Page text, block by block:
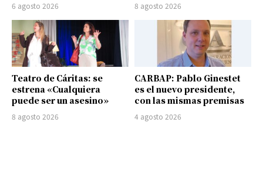
6 agosto 2026 8 agosto 2026
Teatro de Cáritas: se
estrena «Cualquiera
puede ser un asesino»
8 agosto 2026
CARBAP: Pablo Ginestet
es el nuevo presidente,
con las mismas premisas
4 agosto 2026